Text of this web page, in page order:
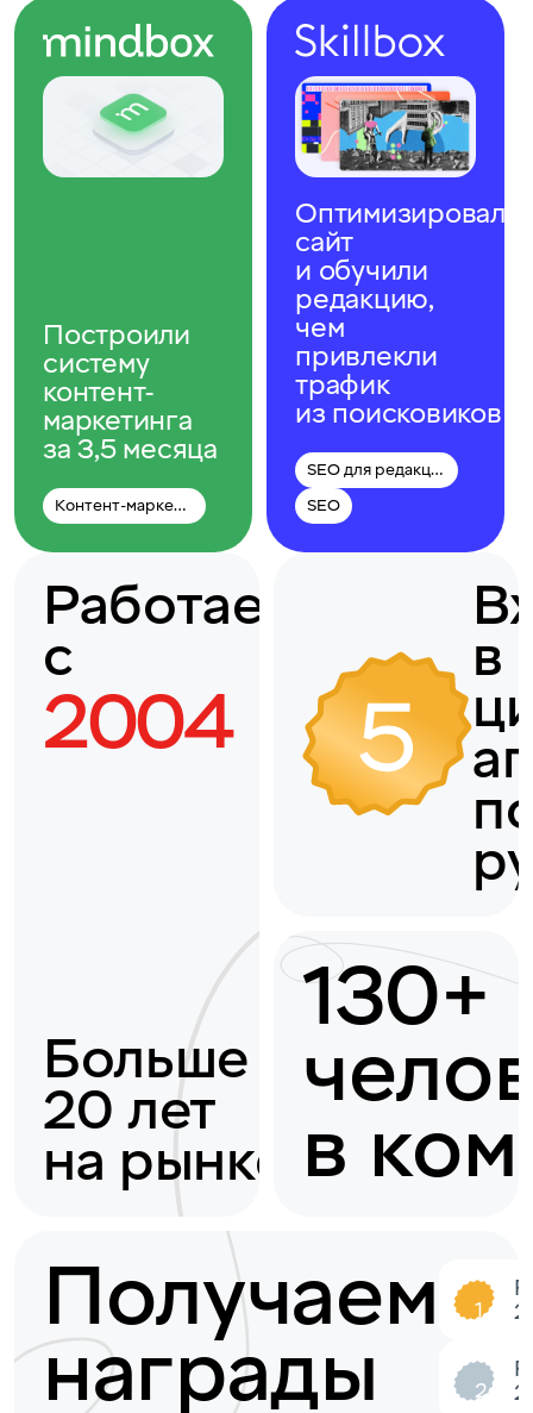
Построили
систему
контент-
маркетинга
за 3,5 месяца
Контент-маркетинг
Оптимизировали
сайт
и обучили
редакцию,
чем
привлекли
трафик
из поисковиков
SEO для редакции
SEO
Работаем
с
2004
Больше
20 лет
на рынке
в
130+
в
Получаем
награды
1
2